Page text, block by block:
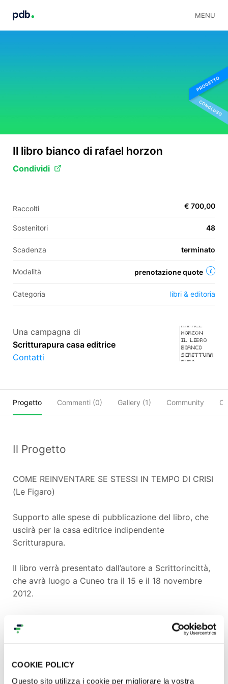
COOKIE POLICY
Questo sito utilizza i cookie per migliorare la vostra
MENU
IT
FR
ES
Il libro bianco di rafael horzon
Condividi
Raccolti € 700,00
Sostenitori 48
Scadenza terminato
Modalità prenotazione quote
Categoria libri & editoria
Una campagna di
Scritturapura casa editrice
Contatti
Progetto Commenti (0) Gallery (1) Community
Il Progetto
COME REINVENTARE SE STESSI IN TEMPO DI CRISI
(Le Figaro)
Supporto alle spese di pubblicazione del libro, che
uscirà per la casa editrice indipendente
Scritturapura.
Il libro verrà presentato dall’autore a Scrittorincittà,
che avrà luogo a Cuneo tra il 15 e il 18 novembre
2012.
Horzon è perseguitato dalla Signora Sarasate.
Horzon gira un film con un cane rosa.